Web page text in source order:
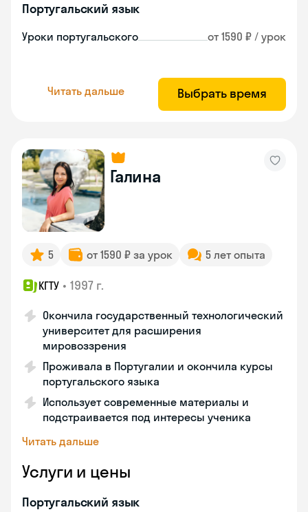
Португальский язык
Уроки португальского от 1590 ₽ / урок
Читать дальше Выбрать время
Галина
5 от 1590 ₽ за урок 5 лет опыта
КГТУ • 1997 г.
Окончила государственный технологический
университет для расширения
мировоззрения
Проживала в Португалии и окончила курсы
португальского языка
Использует современные материалы и
подстраивается под интересы ученика
Читать дальше
Услуги и цены
Португальский язык